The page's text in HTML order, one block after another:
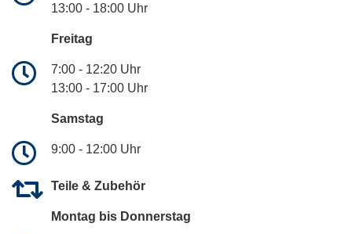
13:00 - 18:00 Uhr
Freitag
7:00 - 12:20 Uhr
13:00 - 17:00 Uhr
Samstag
9:00 - 12:00 Uhr
Teile & Zubehör
Montag bis Donnerstag